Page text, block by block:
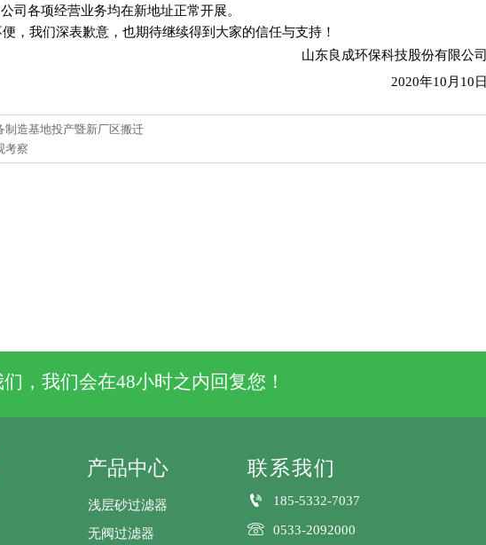
司各项经营业务均在新地址正常开展。
，我们深表歉意，也期待继续得到大家的信任与支持！
山东良成环保科技股份有限公司
2020年10月10日
制造基地投产暨新厂区搬迁
考察
，我们会在48小时之内回复您！
产品中心
浅层砂过滤器
无阀过滤器
联系我们
 185-5332-7037
 0533-2092000